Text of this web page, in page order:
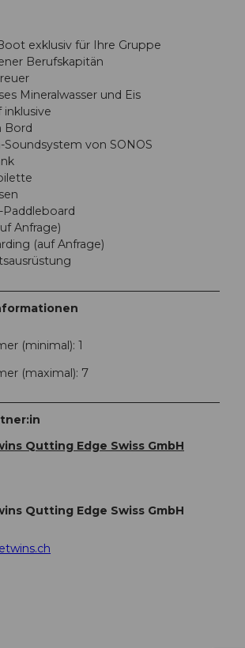
exklusiv für Ihre Gruppe
Berufskapitän
Mineralwasser und Eis
Bord
Soundsystem von SONOS
Anfrage)
(auf Anfrage)
(minimal): 1
(maximal): 7
Qutting Edge Swiss GmbH
Qutting Edge Swiss GmbH